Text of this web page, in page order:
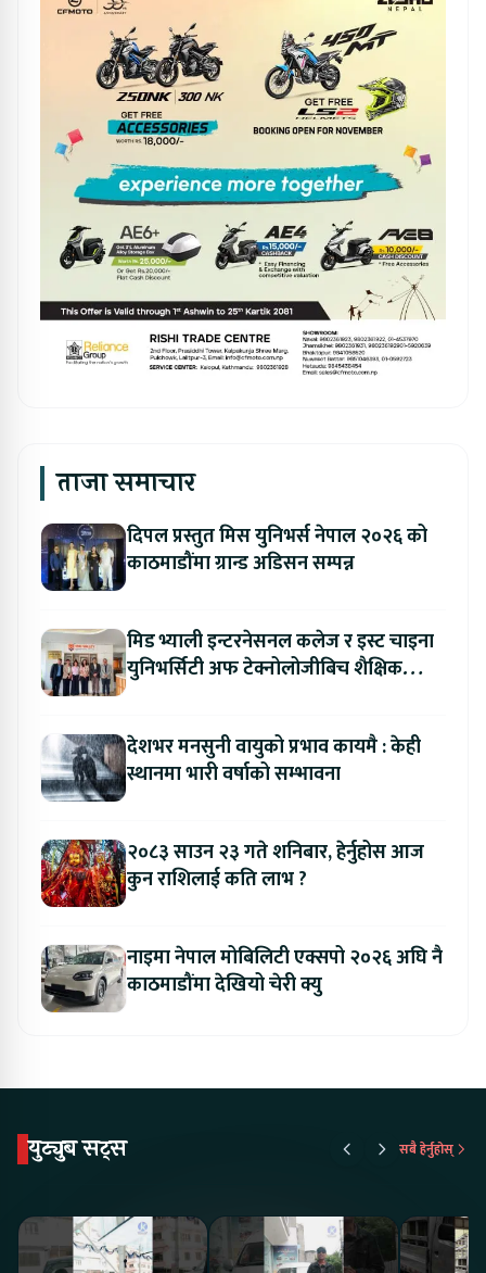
ताजा समाचार
दिपल प्रस्तुत मिस युनिभर्स नेपाल २०२६ को
काठमाडौंमा ग्रान्ड अडिसन सम्पन्न
मिड भ्याली इन्टरनेसनल कलेज र इस्ट चाइना
युनिभर्सिटी अफ टेक्नोलोजीबिच शैक्षिक
देशभर मनसुनी वायुको प्रभाव कायमै : केही
स्थानमा भारी वर्षाको सम्भावना
२०८३ साउन २३ गते शनिबार, हेर्नुहोस आज
कुन राशिलाई कति लाभ ?
नाइमा नेपाल मोबिलिटी एक्सपो २०२६ अघि नै
काठमाडौंमा देखियो चेरी क्यु
युट्युब सट्स सबै हेर्नुहोस्